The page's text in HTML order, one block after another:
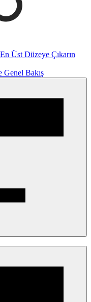
Üst Düzeye Çıkarın
Genel Bakış